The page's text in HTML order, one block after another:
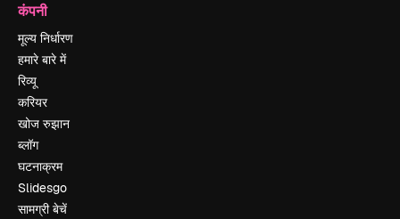
कंपनी
मूल्य निर्धारण
हमारे बारे में
रिव्यू
करियर
खोज रुझान
ब्लॉग
घटनाक्रम
Slidesgo
सामग्री बेचें